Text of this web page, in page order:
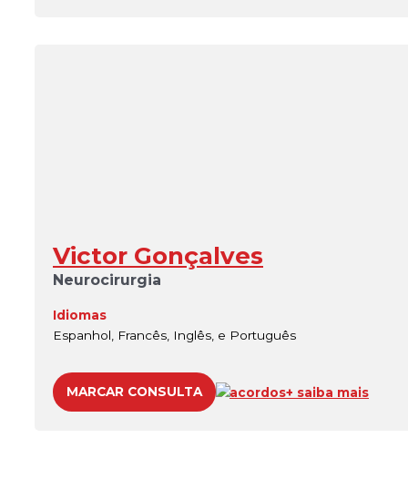
Victor Gonçalves
Neurocirurgia
Idiomas
Espanhol, Francês, Inglês, e Português
MARCAR CONSULTA acordos+ saiba mais